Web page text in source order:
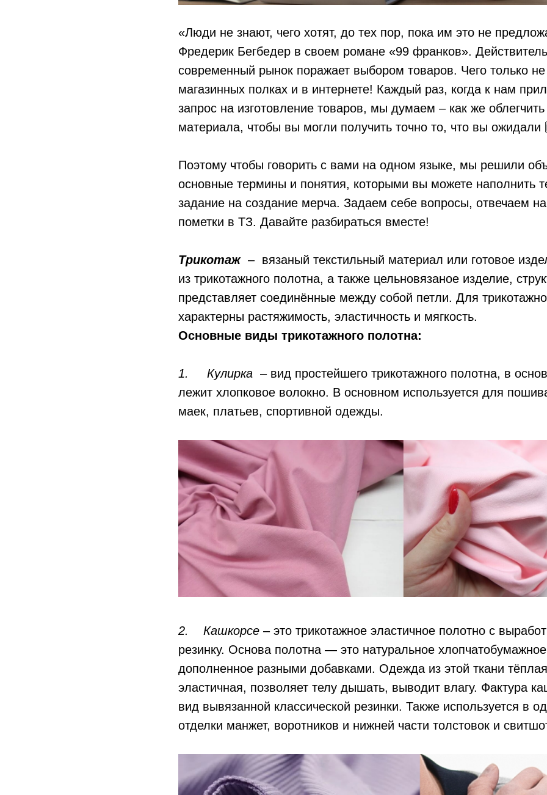
«Люди не знают, чего хотят, до тех пор, пока им это не
Фредерик Бегбедер в своем романе «99 франков».
современный рынок поражает выбором товаров. Чего только
магазинных полках и в интернете! Каждый раз, когда к нам
запрос на изготовление товаров, мы думаем – как же
материала, чтобы вы могли получить точно то, что вы ожидали
Поэтому чтобы говорить с вами на одном языке, мы решили
основные термины и понятия, которыми вы можете наполнить
задание на создание мерча. Задаем себе вопросы, отвечаем
пометки в ТЗ. Давайте разбираться вместе!
Трикотаж – вязаный текстильный материал или готовое
из трикотажного полотна, а также цельновязаное изделие,
представляет соединённые между собой петли. Для
характерны растяжимость, эластичность и мягкость.
Основные виды трикотажного полотна:
1. Кулирка – вид простейшего трикотажного полотна, в
лежит хлопковое волокно. В основном используется для
маек, платьев, спортивной одежды.
2. Кашкорсе – это трикотажное эластичное полотно с
резинку. Основа полотна — это натуральное
дополненное разными добавками. Одежда из этой ткани
эластичная, позволяет телу дышать, выводит влагу. Фактура
вид вывязанной классической резинки. Также используется в
отделки манжет, воротников и нижней части толстовок и